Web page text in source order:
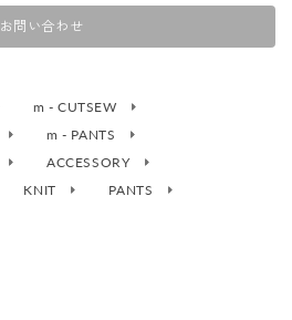
お問い合わせ
m - CUTSEW
m - PANTS
ACCESSORY
KNIT
PANTS